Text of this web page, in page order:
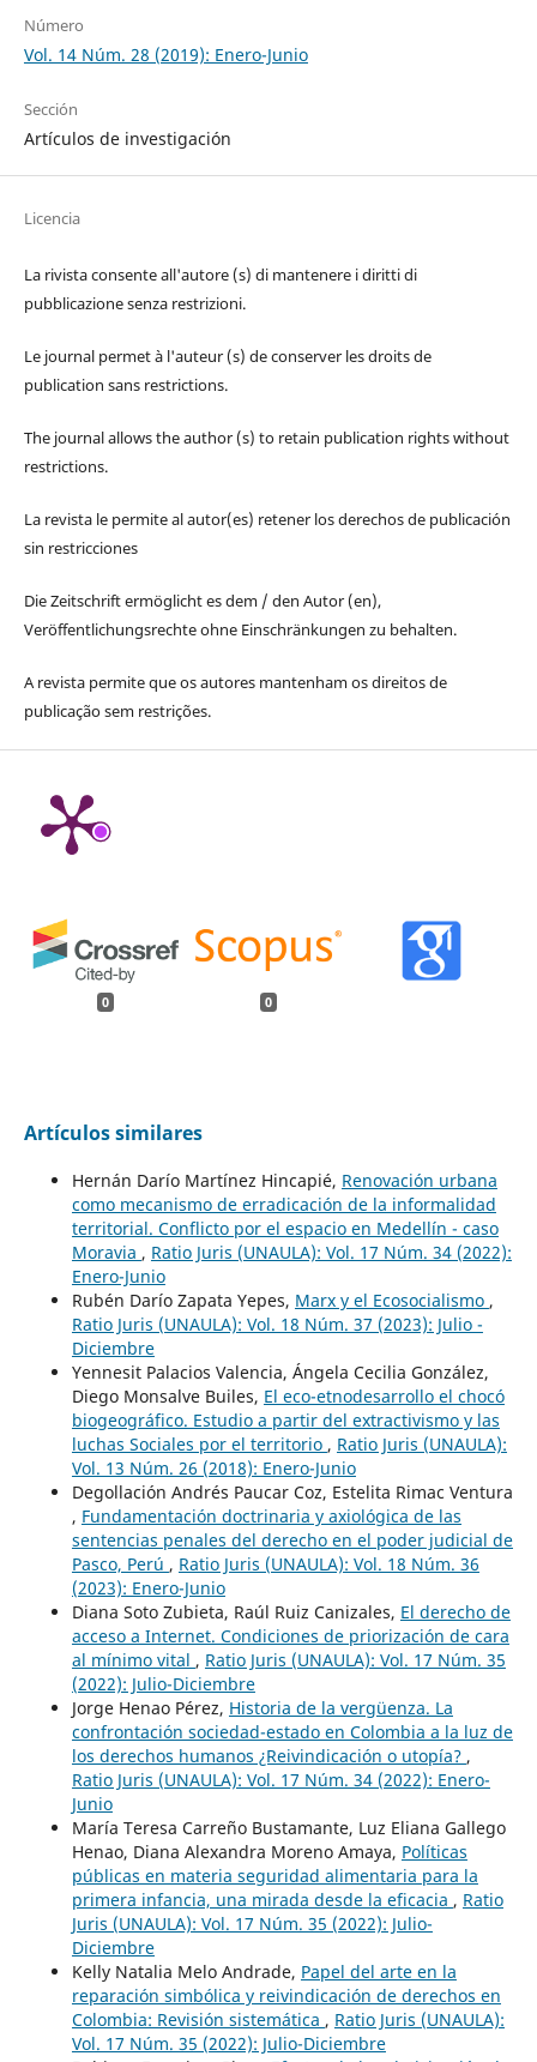
Número
Vol. 14 Núm. 28 (2019): Enero-Junio
Sección
Artículos de investigación
Licencia
La rivista consente all'autore (s) di mantenere i diritti di
pubblicazione senza restrizioni.
Le journal permet à l'auteur (s) de conserver les droits de
publication sans restrictions.
The journal allows the author (s) to retain publication rights without
restrictions.
La revista le permite al autor(es) retener los derechos de publicación
sin restricciones
Die Zeitschrift ermöglicht es dem / den Autor (en),
Veröffentlichungsrechte ohne Einschränkungen zu behalten.
A revista permite que os autores mantenham os direitos de
publicação sem restrições.
0 0
Artículos similares
Hernán Darío Martínez Hincapié, Renovación urbana
como mecanismo de erradicación de la informalidad
territorial. Conflicto por el espacio en Medellín - caso
Moravia , Ratio Juris (UNAULA): Vol. 17 Núm. 34 (2022):
Enero-Junio
Rubén Darío Zapata Yepes, Marx y el Ecosocialismo ,
Ratio Juris (UNAULA): Vol. 18 Núm. 37 (2023): Julio -
Diciembre
Yennesit Palacios Valencia, Ángela Cecilia González,
Diego Monsalve Builes, El eco-etnodesarrollo el chocó
biogeográfico. Estudio a partir del extractivismo y las
luchas Sociales por el territorio , Ratio Juris (UNAULA):
Vol. 13 Núm. 26 (2018): Enero-Junio
Degollación Andrés Paucar Coz, Estelita Rimac Ventura
, Fundamentación doctrinaria y axiológica de las
sentencias penales del derecho en el poder judicial de
Pasco, Perú , Ratio Juris (UNAULA): Vol. 18 Núm. 36
(2023): Enero-Junio
Diana Soto Zubieta, Raúl Ruiz Canizales, El derecho de
acceso a Internet. Condiciones de priorización de cara
al mínimo vital , Ratio Juris (UNAULA): Vol. 17 Núm. 35
(2022): Julio-Diciembre
Jorge Henao Pérez, Historia de la vergüenza. La
confrontación sociedad-estado en Colombia a la luz de
los derechos humanos ¿Reivindicación o utopía? ,
Ratio Juris (UNAULA): Vol. 17 Núm. 34 (2022): Enero-
Junio
María Teresa Carreño Bustamante, Luz Eliana Gallego
Henao, Diana Alexandra Moreno Amaya, Políticas
públicas en materia seguridad alimentaria para la
primera infancia, una mirada desde la eficacia , Ratio
Juris (UNAULA): Vol. 17 Núm. 35 (2022): Julio-
Diciembre
Kelly Natalia Melo Andrade, Papel del arte en la
reparación simbólica y reivindicación de derechos en
Colombia: Revisión sistemática , Ratio Juris (UNAULA):
Vol. 17 Núm. 35 (2022): Julio-Diciembre